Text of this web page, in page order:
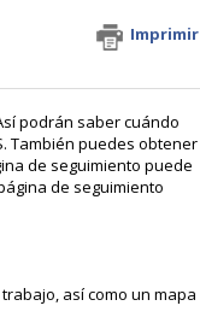
Imprimir
podrán saber cuándo
También puedes obtener
de seguimiento puede
de seguimiento
así como un mapa